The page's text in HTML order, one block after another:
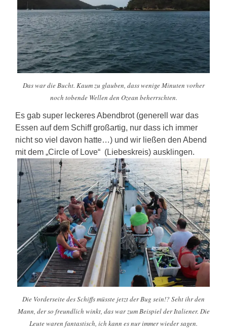
Das war die Bucht. Kaum zu glauben, dass wenige Minuten vorher
noch tobende Wellen den Ozean beherrschten.
Es gab super leckeres Abendbrot (generell war das
Essen auf dem Schiff großartig, nur dass ich immer
nicht so viel davon hatte…) und wir ließen den Abend
mit dem „Circle of Love“ (Liebeskreis) ausklingen.
Die Vorderseite des Schiffs müsste jetzt der Bug sein!? Seht ihr den
Mann, der so freundlich winkt, das war zum Beispiel der Italiener. Die
Leute waren fantastisch, ich kann es nur immer wieder sagen.